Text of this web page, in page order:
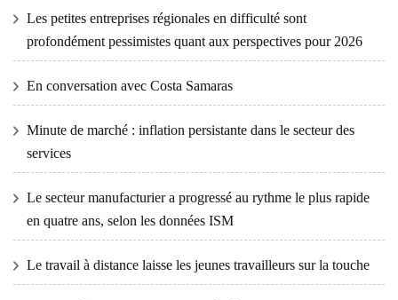
Les petites entreprises régionales en difficulté sont
profondément pessimistes quant aux perspectives pour 2026
En conversation avec Costa Samaras
Minute de marché : inflation persistante dans le secteur des
services
Le secteur manufacturier a progressé au rythme le plus rapide
en quatre ans, selon les données ISM
Le travail à distance laisse les jeunes travailleurs sur la touche